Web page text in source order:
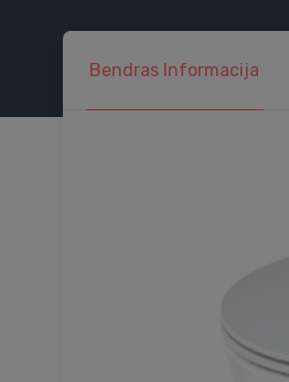
Bendras Informacija